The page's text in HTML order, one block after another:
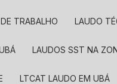
TRABALHO LAUDO
LAUDOS SST​ NA
LTCAT LAUDO EM UBÁ